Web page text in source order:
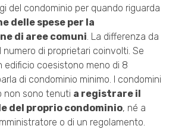
del condominio per quando riguarda
delle spese per la
di aree comuni . La differenza da
numero di proprietari coinvolti. Se
edificio coesistono meno di 8
di condominio minimo. I condomini
non sono tenuti a registrare il
del proprio condominio, né a
o di un regolamento.